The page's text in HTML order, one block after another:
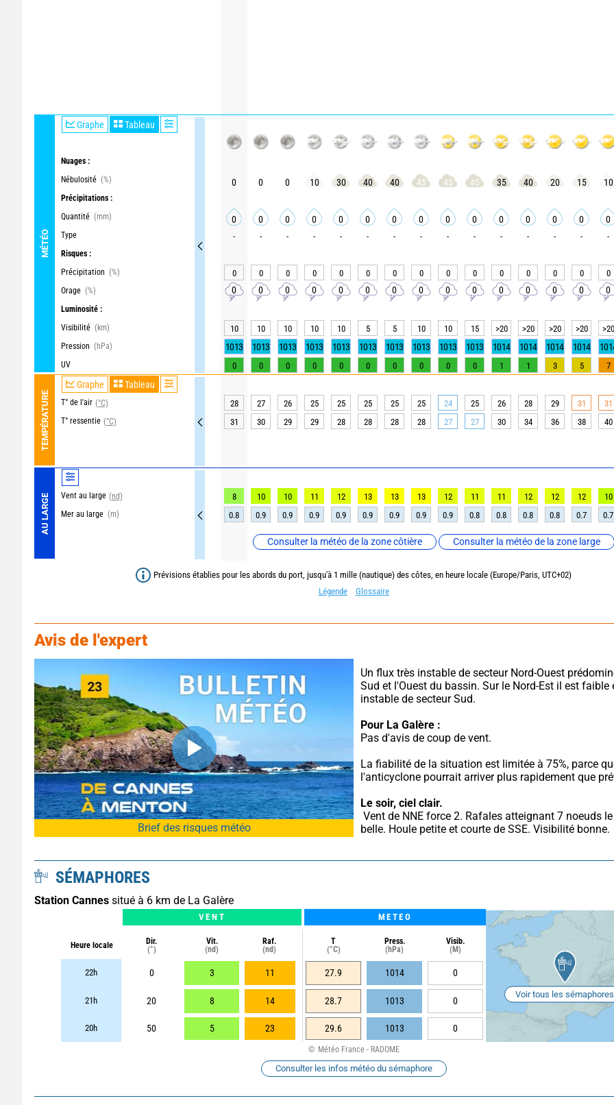
MÉTÉO
Graphe Tableau
Nuages :
Nébulosité (%)
Précipitations :
Quantité (mm)
Type
Risques :
Précipitation (%)
Orage (%)
Luminosité :
Visibilité (km)
Pression (hPa)
UV
TEMPÉRATURE
Graphe Tableau
T° de l'air (°C)
T° ressentie (°C)
AU LARGE Vent au large (nd)
Mer au large (m)
Consulter la météo de la zone côtière Consulter la météo de la zone large
0 0 0 10 30 40 40 45 45 45 35 40 20 15 10
0 0 0 0 0 0 0 0 0 0 0 0 0 0 0
- - - - - - - - - - - - - - -
0 0 0 0 0 0 0 0 0 0 0 0 0 0 0
0 0 0 0 0 0 0 0 0 0 0 0 0 0 0
10 10 10 10 10 5 5 10 10 15 >20 >20 >20 >20 >20
1013 1013 1013 1013 1013 1013 1013 1013 1013 1013 1014 1014 1014 1014
0 0 0 0 0 0 0 0 0 0 1 1 3 5 7
28 27 26 25 25 25 25 25 24 25 26 28 29 31 31
31
30 29 29 28 28 28 28 27 27 30 34 36 38 40
8 10 10 11 12 13 13 13 12 11 11 12 12 12 10
0.8
0.9 0.9 0.9 0.9 0.9 0.9 0.9 0.9 0.8 0.8 0.8 0.8 0.7 0.7
Prévisions établies pour les abords du port, jusqu'à 1 mille (nautique) des côtes, en heure locale (Europe/Paris, UTC+02)
Légende
Glossaire
Avis de l'expert
Brief des risques météo
Un flux très instable de secteur Nord-Ouest
Sud et l'Ouest du bassin. Sur le Nord-Est il est faible
instable de secteur Sud.
Pour La Galère :
Pas d'avis de coup de vent.
La fiabilité de la situation est limitée à 75%, parce
l'anticyclone pourrait arriver plus rapidement que
Le soir, ciel clair.
belle. Houle petite et courte de SSE. Visibilité bonne.
SÉMAPHORES
Station Cannes situé à 6 km de La Galère
VENT METEO
Heure locale
Dir.
(°)
Vit.
(nd)
Raf.
(nd)
T
(°C)
Press.
(hPa)
Visib.
(M)
22h 0 3 11 27.9 1014 0
21h 20 8 14 28.7 1013 0
20h 50 5 23 29.6 1013 0
Voir tous les sémaphores
Météo France - RADOME
Consulter les infos météo du sémaphore